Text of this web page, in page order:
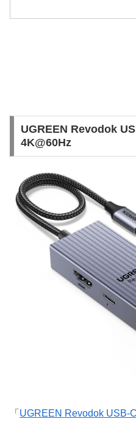
UGREEN Revodok
4K@60Hz
「 UGREEN Revodok USB-